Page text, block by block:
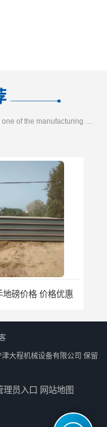
旧地磅出售 厂家直销
津大程机械设备有限公司 保留
理员入口 网站地图